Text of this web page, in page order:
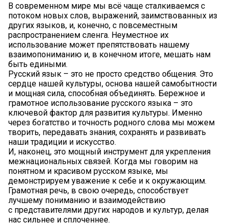
В современном мире мы всё чаще сталкиваемся с
потоком новых слов, выражений, заимствованных из
других языков, и, конечно, с повсеместным
распространением сленга. Неуместное их
использование может препятствовать нашему
взаимопониманию и, в конечном итоге, мешать нам
быть едиными.
Русский язык – это не просто средство общения. Это
сердце нашей культуры, основа нашей самобытности
и мощная сила, способная объединять. Бережное и
грамотное использование русского языка – это
ключевой фактор для развития культуры. Именно
через богатство и точность родного слова мы можем
творить, передавать знания, сохранять и развивать
наши традиции и искусство.
И, наконец, это мощный инструмент для укрепления
межнациональных связей. Когда мы говорим на
понятном и красивом русском языке, мы
демонстрируем уважение к себе и к окружающим.
Грамотная речь, в свою очередь, способствует
лучшему пониманию и взаимодействию
с представителями других народов и культур, делая
нас сильнее и сплоченнее.